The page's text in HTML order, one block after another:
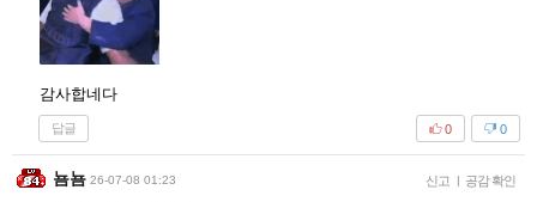
감사합네다
답글 0
0
뇸뇸 26-07-08 01:23 신고 | 공감 확인